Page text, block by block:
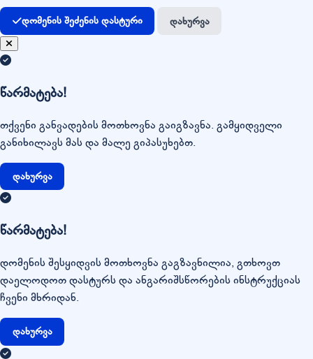
დომენის შეძენის დასტური დახურვა
წარმატება!
თქვენი განვადების მოთხოვნა გაიგზავნა. გამყიდველი
განიხილავს მას და მალე გიპასუხებთ.
დახურვა
წარმატება!
დომენის შესყიდვის მოთხოვნა გაგზავნილია, გთხოვთ
დაელოდოთ დასტურს და ანგარიშსწორების ინსტრუქციას
ჩვენი მხრიდან.
დახურვა